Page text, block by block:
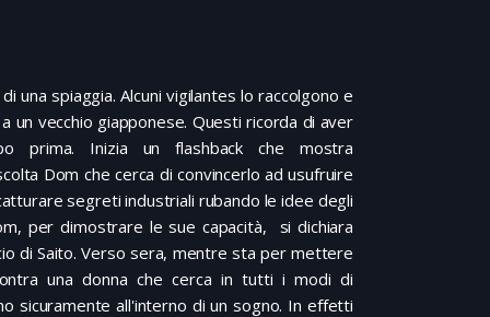
una spiaggia. Alcuni vigilantes lo raccolgono e
un vecchio giapponese. Questi ricorda di aver
prima. Inizia un flashback che mostra
Dom che cerca di convincerlo ad usufruire
segreti industriali rubando le idee degli
per dimostrare le sue capacità, si dichiara
di Saito. Verso sera, mentre sta per mettere
una donna che cerca in tutti i modi di
sicuramente all'interno di un sogno. In effetti